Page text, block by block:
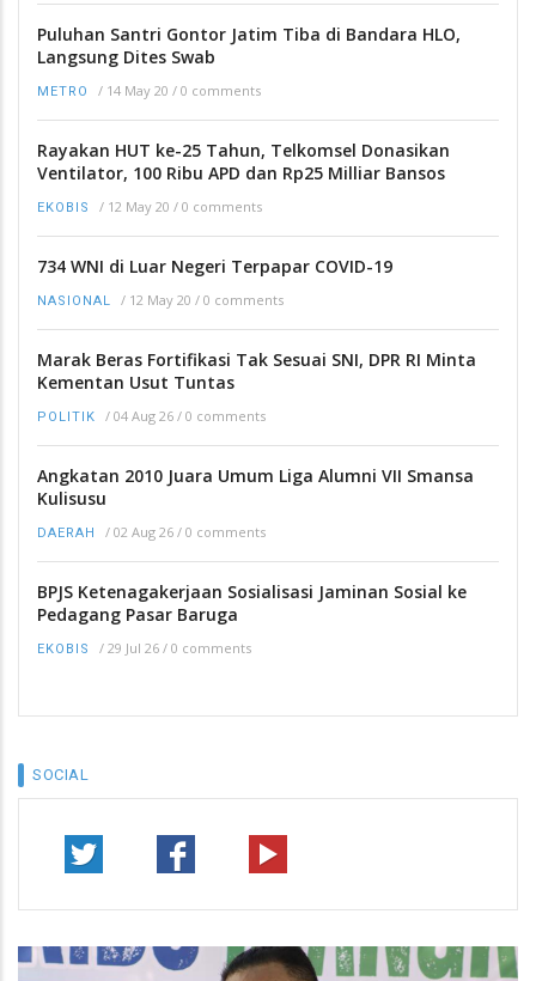
Puluhan Santri Gontor Jatim Tiba di Bandara HLO,
Langsung Dites Swab
METRO / 14 May 20 / 0 comments
Rayakan HUT ke-25 Tahun, Telkomsel Donasikan
Ventilator, 100 Ribu APD dan Rp25 Milliar Bansos
EKOBIS / 12 May 20 / 0 comments
734 WNI di Luar Negeri Terpapar COVID-19
NASIONAL / 12 May 20 / 0 comments
Marak Beras Fortifikasi Tak Sesuai SNI, DPR RI Minta
Kementan Usut Tuntas
POLITIK / 04 Aug 26 / 0 comments
Angkatan 2010 Juara Umum Liga Alumni VII Smansa
Kulisusu
DAERAH / 02 Aug 26 / 0 comments
BPJS Ketenagakerjaan Sosialisasi Jaminan Sosial ke
Pedagang Pasar Baruga
EKOBIS / 29 Jul 26 / 0 comments
SOCIAL